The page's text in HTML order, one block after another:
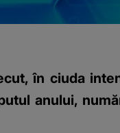
în ciuda
anului,